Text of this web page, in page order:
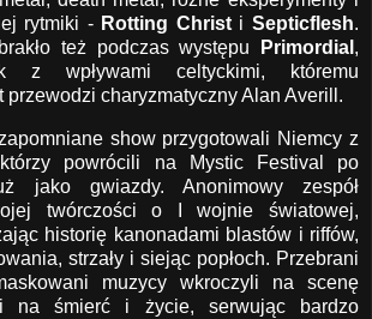
rytmiki - Rotting ChristiSepticflesh.
też podczas występu
Primordial ,
z wpływami celtyckimi, któremu
przewodzi charyzmatyczny Alan Averill.
show przygotowali Niemcy z
którzy powrócili na Mystic Festival po
jako gwiazdy. Anonimowy zespół
twórczości o I wojnie światowej,
historię kanonadami blastów i riffów,
strzały i siejąc popłoch. Przebrani
muzycy wkroczyli na scenę
na śmierć i życie, serwując bardzo